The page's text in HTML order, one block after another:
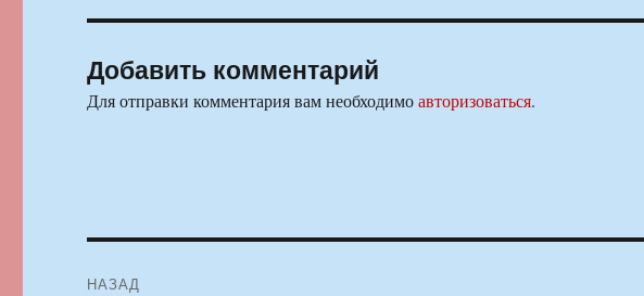
Добавить комментарий
Для отправки комментария вам необходимоавторизоваться.
НАЗАД